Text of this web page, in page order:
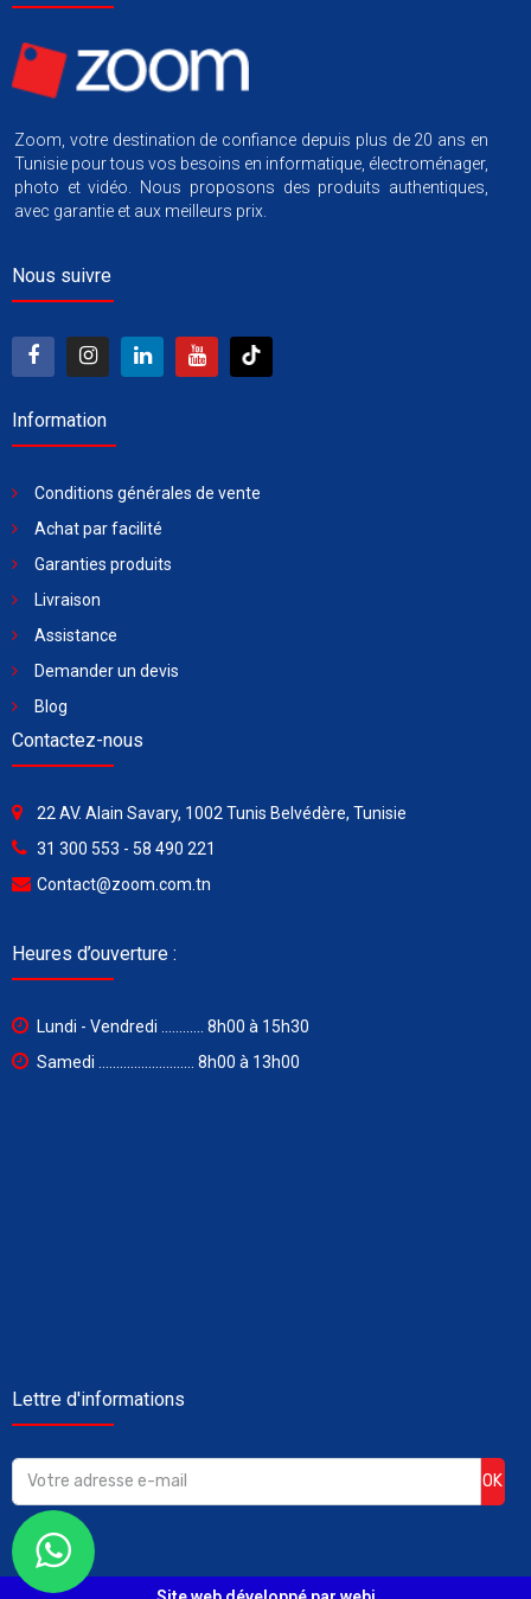
Zoom, votre destination de confiance depuis plus de 20 ans en
Tunisie pour tous vos besoins en informatique, électroménager,
photo et vidéo. Nous proposons des produits authentiques,
avec garantie et aux meilleurs prix.
Nous suivre
Information
Conditions générales de vente
Achat par facilité
Garanties produits
Livraison
Assistance
Demander un devis
Blog
Contactez-nous
22 AV. Alain Savary, 1002 Tunis Belvédère, Tunisie
31 300 553 - 58 490 221
Contact@zoom.com.tn
Heures d’ouverture :
Lundi - Vendredi ............ 8h00 à 15h30
Samedi ........................... 8h00 à 13h00
Lettre d'informations
OK